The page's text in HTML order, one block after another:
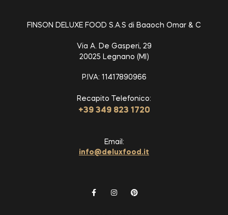
FINSON DELUXE FOOD S.A.S di Baaoch Omar & C
Via A. De Gasperi, 29
20025 Legnano (MI)
P.IVA: 11417890966
Recapito Telefonico:
+39 349 823 1720
Email:
info@deluxfood.it